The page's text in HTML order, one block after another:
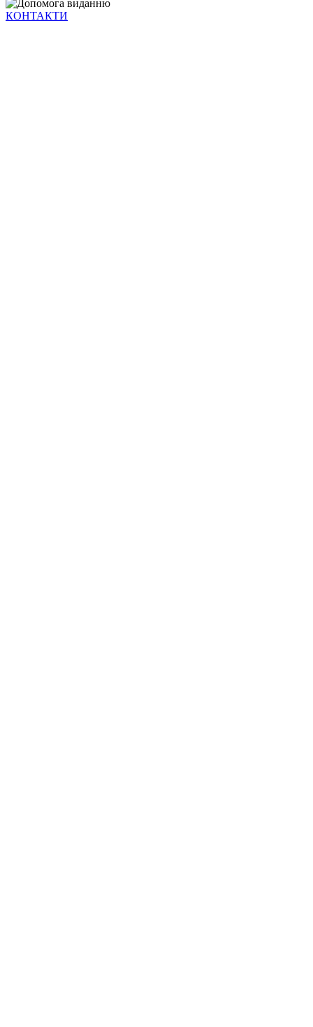
КОНТАКТИ